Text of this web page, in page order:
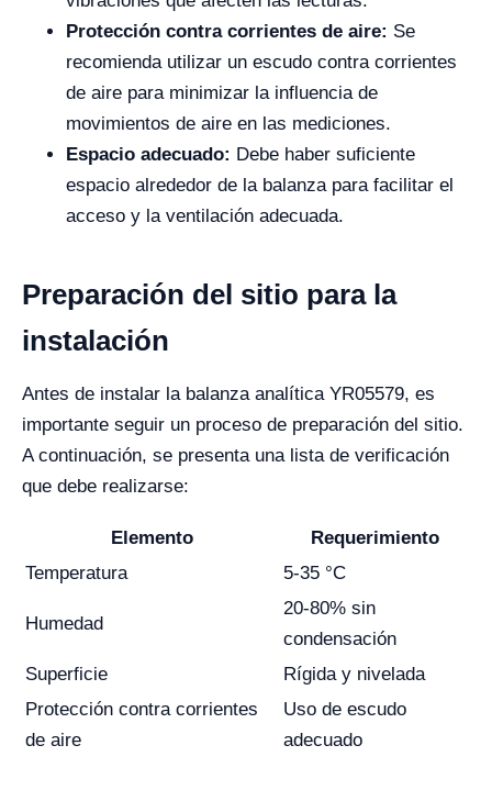
Protección contra corrientes de aire: Se
recomienda utilizar un escudo contra corrientes
de aire para minimizar la influencia de
movimientos de aire en las mediciones.
Espacio adecuado: Debe haber suficiente
espacio alrededor de la balanza para facilitar el
acceso y la ventilación adecuada.
Preparación del sitio para la
instalación
Antes de instalar la balanza analítica YR05579, es
importante seguir un proceso de preparación del sitio.
A continuación, se presenta una lista de verificación
que debe realizarse:
Elemento
Requerimiento
Temperatura
5-35 °C
Humedad
20-80% sin
condensación
Superficie
Rígida y nivelada
Protección contra corrientes
de aire
Uso de escudo
adecuado